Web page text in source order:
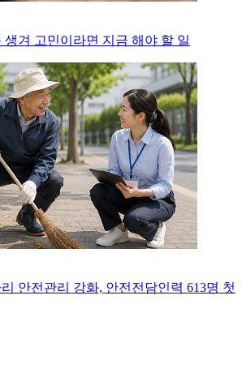
생겨 고민이라면 지금 해야 할 일
안전관리 강화, 안전전담인력 613명 첫